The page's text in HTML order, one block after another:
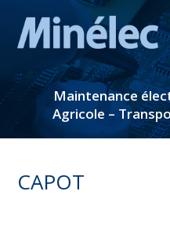
Maintenance
Agricole –
CAPOT